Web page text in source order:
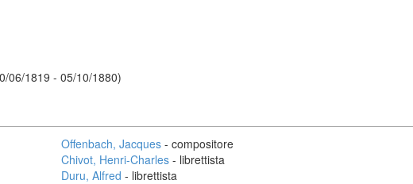
06/1819 - 05/10/1880)
Offenbach, Jacques - compositore
Chivot, Henri-Charles - librettista
Duru, Alfred - librettista